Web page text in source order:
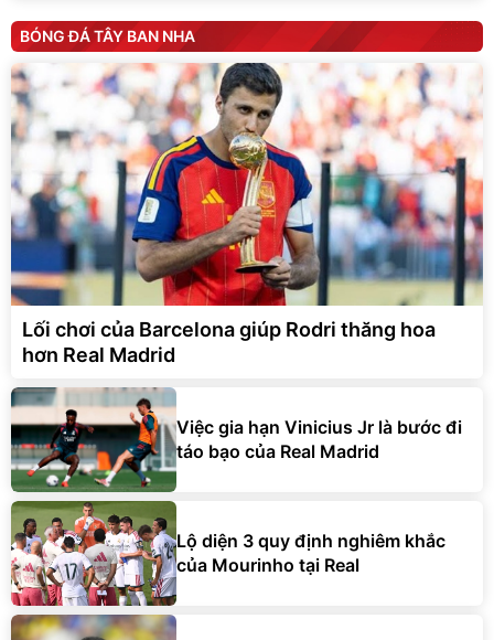
BÓNG ĐÁ TÂY BAN NHA
Lối chơi của Barcelona giúp Rodri thăng hoa
hơn Real Madrid
Việc gia hạn Vinicius Jr là bước đi
táo bạo của Real Madrid
Lộ diện 3 quy định nghiêm khắc
của Mourinho tại Real